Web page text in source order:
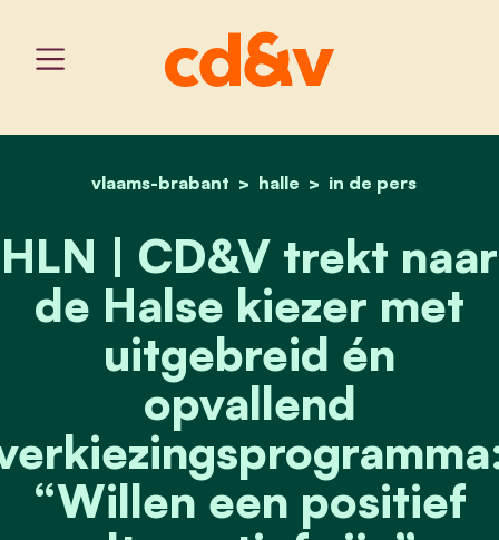
home
vlaams-brabant halle in de pers
hln | cd&v trekt naar de
HLN | CD&V trekt naar
de Halse kiezer met
uitgebreid én
opvallend
“Willen een positief